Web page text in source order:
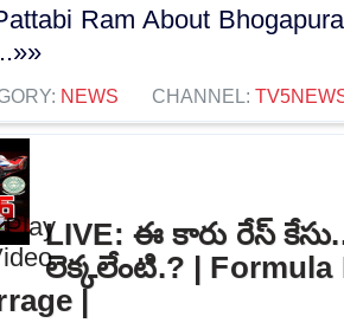
Ram About
NEWS CHANNEL:
LIVE: ఈ కారు రేస్‌
లెక్కలేంటి.? | Formula
|